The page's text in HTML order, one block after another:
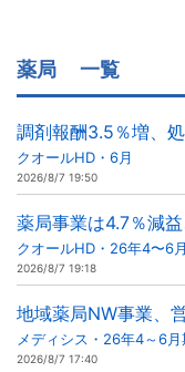
薬局 一覧
調剤報酬3.5％増、
クオールHD・6月
2026/8/7 19:50
薬局事業は4.7％減
クオールHD・26年4〜6
2026/8/7 19:18
地域薬局NW事業、
メディシス・26年4～6月
2026/8/7 17:40